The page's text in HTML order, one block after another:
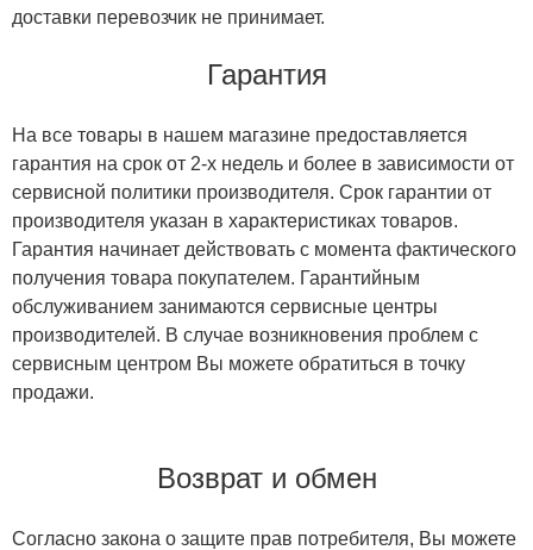
доставки перевозчик не принимает.
Гарантия
На все товары в нашем магазине предоставляется
гарантия на срок от 2-х недель и более в зависимости от
сервисной политики производителя. Срок гарантии от
производителя указан в характеристиках товаров.
Гарантия начинает действовать с момента фактического
получения товара покупателем. Гарантийным
обслуживанием занимаются сервисные центры
производителей. В случае возникновения проблем с
сервисным центром Вы можете обратиться в точку
продажи.
Возврат и обмен
Согласно закона о защите прав потребителя, Вы можете